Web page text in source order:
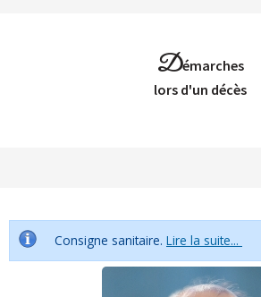
Démarches
Lors d'un décès
Consigne sanitaire. Lire la suite...